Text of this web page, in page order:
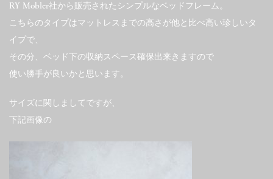
RY Mobler社から販売されたシンプルなベッドフレーム。
こちらのタイプはマットレスまでの高さが他と比べ高い珍しいタ
イプで、
その分、ベッド下の収納スペース確保出来きますので
使い勝手が良いかと思います。
サイズに関しましてですが、
下記画像の